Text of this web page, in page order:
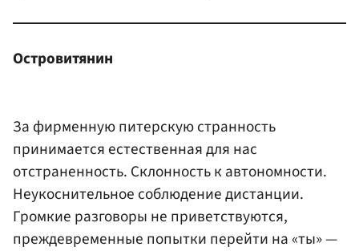
Островитянин
За фирменную питерскую странность
принимается естественная для нас
отстраненность. Склонность к автономности.
Неукоснительное соблюдение дистанции.
Громкие разговоры не приветствуются,
преждевременные попытки перейти на «ты» —